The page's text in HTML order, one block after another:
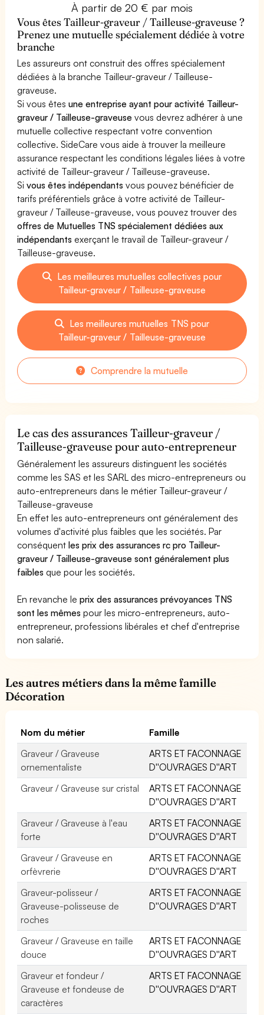
À partir de 20 € par mois
Vous êtes Tailleur-graveur / Tailleuse-graveuse ?
Prenez une mutuelle spécialement dédiée à votre
branche
Les assureurs ont construit des offres spécialement
dédiées à la branche Tailleur-graveur / Tailleuse-
graveuse.
Si vous êtesune entreprise ayant pour activité Tailleur-
graveur / Tailleuse-graveuse vous devrez adhérer à une
mutuelle collective respectant votre convention
collective. SideCare vous aide à trouver la meilleure
assurance respectant les conditions légales liées à votre
activité de Tailleur-graveur / Tailleuse-graveuse.
Sivous êtes indépendants vous pouvez bénéficier de
tarifs préférentiels grâce à votre activité de Tailleur-
graveur / Tailleuse-graveuse, vous pouvez trouver des
offres de Mutuelles TNS spécialement dédiées aux
indépendants exerçant le travail de Tailleur-graveur /
Tailleuse-graveuse.
Les meilleures mutuelles collectives pour
Tailleur-graveur / Tailleuse-graveuse
Les meilleures mutuelles TNS pour
Tailleur-graveur / Tailleuse-graveuse
Comprendre la mutuelle
Le cas des assurances Tailleur-graveur /
Tailleuse-graveuse pour auto-entrepreneur
Généralement les assureurs distinguent les sociétés
comme les SAS et les SARL des micro-entrepreneurs ou
auto-entrepreneurs dans le métier Tailleur-graveur /
Tailleuse-graveuse
En effet les auto-entrepreneurs ont généralement des
volumes d'activité plus faibles que les sociétés. Par
conséquentles prix des assurances rc pro Tailleur-
graveur / Tailleuse-graveuse sont généralement plus
faibles que pour les sociétés.
En revanche leprix des assurances prévoyances TNS
sont les mêmes pour les micro-entrepreneurs, auto-
entrepreneur, professions libérales et chef d'entreprise
non salarié.
Les autres métiers dans la même famille
Décoration
Nom du métier
Famille
Graveur / Graveuse
ornementaliste
ARTS ET FACONNAGE
D''OUVRAGES D''ART
Graveur / Graveuse sur cristal
ARTS ET FACONNAGE
D''OUVRAGES D''ART
Graveur / Graveuse à l'eau
forte
ARTS ET FACONNAGE
D''OUVRAGES D''ART
Graveur / Graveuse en
orfèvrerie
ARTS ET FACONNAGE
D''OUVRAGES D''ART
Graveur-polisseur /
Graveuse-polisseuse de
roches
ARTS ET FACONNAGE
D''OUVRAGES D''ART
Graveur / Graveuse en taille
douce
ARTS ET FACONNAGE
D''OUVRAGES D''ART
Graveur et fondeur /
Graveuse et fondeuse de
caractères
ARTS ET FACONNAGE
D''OUVRAGES D''ART